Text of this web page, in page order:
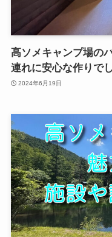
高ソメキャンプ場の
連れに安心な作りで
2024年6月19日